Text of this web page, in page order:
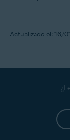
Actualizado el: 16/